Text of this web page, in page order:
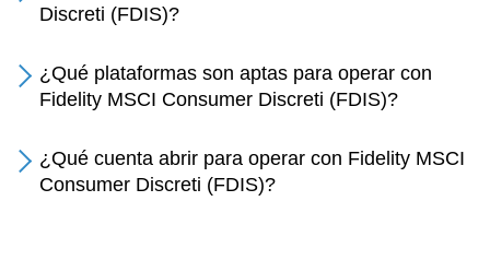
Discreti (FDIS)?
¿Qué plataformas son aptas para operar con
Fidelity MSCI Consumer Discreti (FDIS)?
¿Qué cuenta abrir para operar con Fidelity MSCI
Consumer Discreti (FDIS)?